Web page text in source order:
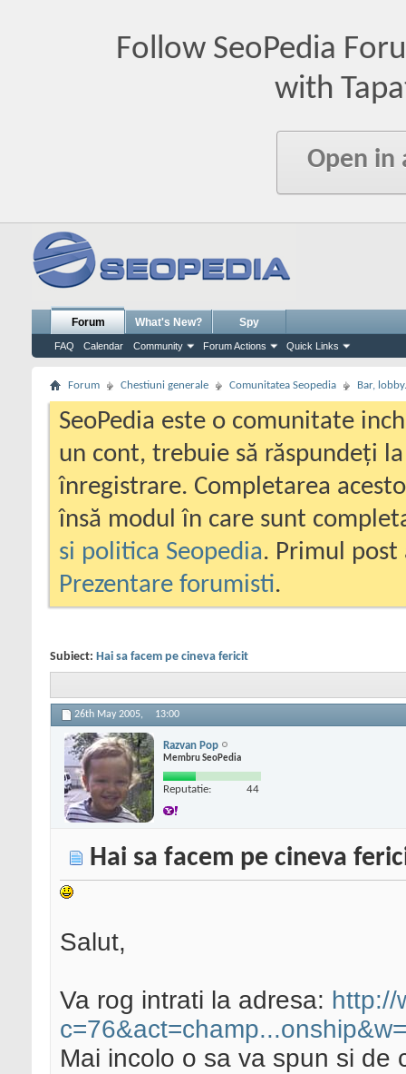
Follow SeoPedia
with
Open in
Forum
FAQ Calendar Community Forum Actions Quick Links
What's New? Spy
Forum Chestiuni generale Comunitatea Seopedia Bar,
SeoPedia este o comunitate
un cont, trebuie să răspundeți
înregistrare. Completarea
însă modul în care sunt
si politica Seopedia. Primul
Prezentare forumisti.
Subiect: Hai sa facem pe cineva fericit
26th May 2005, 13:00
Razvan Pop
Membru SeoPedia
Reputatie: 44
Hai sa facem pe cineva
Salut,
Va rog intrati la adresa: http://
Mai incolo o sa va spun si de